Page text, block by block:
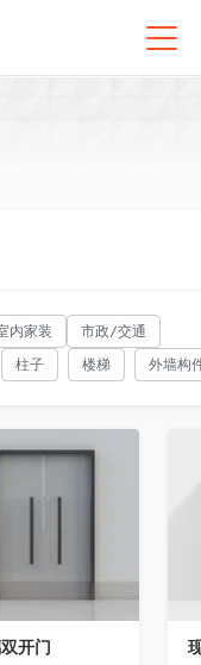
内家装 市政/交通
柱子 楼梯 外墙构
藏
开门